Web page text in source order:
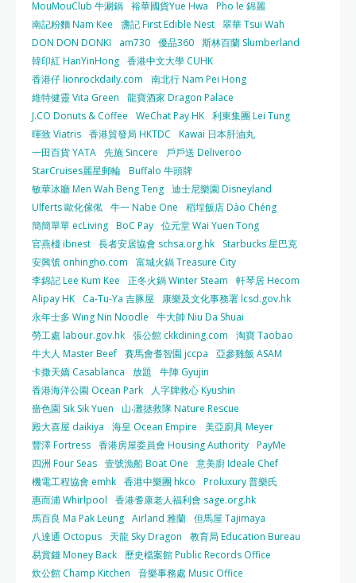
MouMouClub 牛涮鍋 裕華國貨Yue Hwa
Pho le 錦麗
南記粉麵 Nam Kee
盞記 First Edible Nest 翠華 Tsui Wah
DON DON DONKI
am730 優品360 斯林百蘭 Slumberland
韓印紅 HanYinHong 香港中文大學 CUHK
香港仔 lionrockdaily.com
南北行 Nam Pei Hong
維特健靈 Vita Green
龍寶酒家 Dragon Palace
J.CO Donuts & Coffee
WeChat Pay HK 利東集團 Lei Tung
暉致 Viatris 香港貿發局 HKTDC
Kawai 日本肝油丸
一田百貨 YATA 先施 Sincere
戶戶送 Deliveroo
StarCruises麗星郵輪 Buffalo 牛頭牌
敏華冰廳 Men Wah Beng Teng 迪士尼樂園 Disneyland
Ulferts 歐化傢俬 牛一 Nabe One
稻埕飯店 Dào Chéng
簡簡單單 ecLiving BoC Pay 位元堂 Wai Yuen Tong
官燕棧 ibnest 長者安居協會 schsa.org.hk
Starbucks 星巴克
安興號 onhingho.com
富城火鍋 Treasure City
李錦記 Lee Kum Kee
正冬火鍋 Winter Steam
軒琴居 Hecom
Alipay HK
Ca-Tu-Ya 吉豚屋
康樂及文化事務署 lcsd.gov.hk
永年士多 Wing Nin Noodle
牛大帥 Niu Da Shuai
勞工處 labour.gov.hk 張公館 ckkdining.com
淘寶 Taobao
牛大人 Master Beef 賽馬會耆智園 jccpa
亞參雞飯 ASAM
卡撒天嬌 Casablanca
放題
牛陣 Gyujin
香港海洋公園 Ocean Park
人字牌救心 Kyushin
嗇色園 Sik Sik Yuen
山‧灘拯救隊 Nature Rescue
殿大喜屋 daikiya
海皇 Ocean Empire
美亞廚具 Meyer
豐澤 Fortress 香港房屋委員會 Housing Authority PayMe
四洲 Four Seas 壹號漁船 Boat One
意美廚 Ideale Chef
機電工程協會 emhk 香港中樂團 hkco
Proluxury 普樂氏
惠而浦 Whirlpool
香港耆康老人福利會 sage.org.hk
馬百良 Ma Pak Leung Airland 雅蘭 但馬屋 Tajimaya
八達通 Octopus
天龍 Sky Dragon
教育局 Education Bureau
易賞錢 Money Back
歷史檔案館 Public Records Office
炊公館 Champ Kitchen
音樂事務處 Music Office